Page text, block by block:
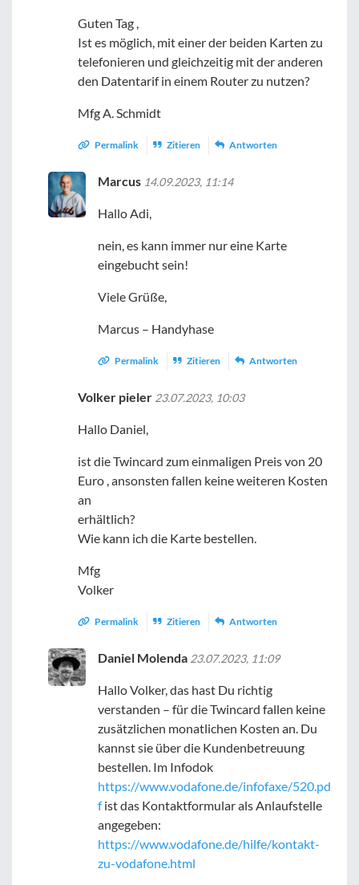
Guten Tag ,
Ist es möglich, mit einer der beiden Karten zu
telefonieren und gleichzeitig mit der anderen
den Datentarif in einem Router zu nutzen?
Mfg A. Schmidt
Permalink Zitieren Antworten
Marcus 14.09.2023, 11:14
Hallo Adi,
nein, es kann immer nur eine Karte
eingebucht sein!
Viele Grüße,
Marcus – Handyhase
Permalink Zitieren Antworten
Volker pieler 23.07.2023, 10:03
Hallo Daniel,
ist die Twincard zum einmaligen Preis von 20
Euro , ansonsten fallen keine weiteren Kosten
an
erhältlich?
Wie kann ich die Karte bestellen.
Mfg
Volker
Permalink Zitieren Antworten
Daniel Molenda 23.07.2023, 11:09
Hallo Volker, das hast Du richtig
verstanden – für die Twincard fallen keine
zusätzlichen monatlichen Kosten an. Du
kannst sie über die Kundenbetreuung
bestellen. Im Infodok
https://www.vodafone.de/infofaxe/520.pd
fist das Kontaktformular als Anlaufstelle
angegeben:
https://www.vodafone.de/hilfe/kontakt-
zu-vodafone.html